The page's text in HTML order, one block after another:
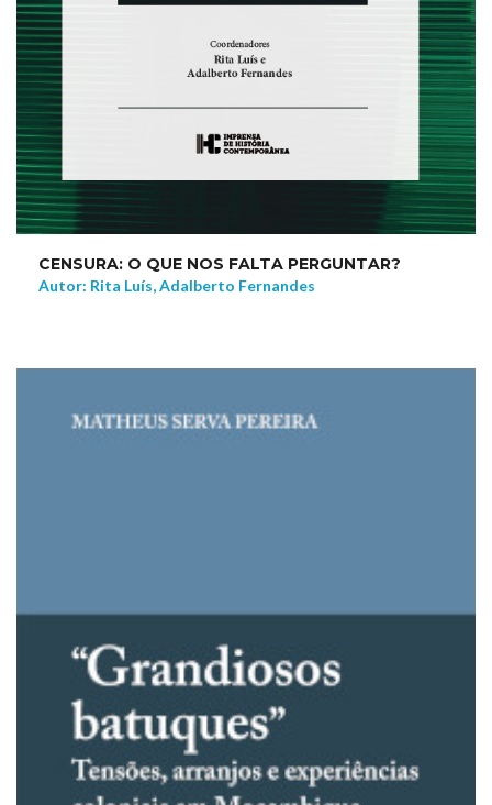
CENSURA: O QUE NOS FALTA PERGUNTAR?
Autor: Rita Luís, Adalberto Fernandes